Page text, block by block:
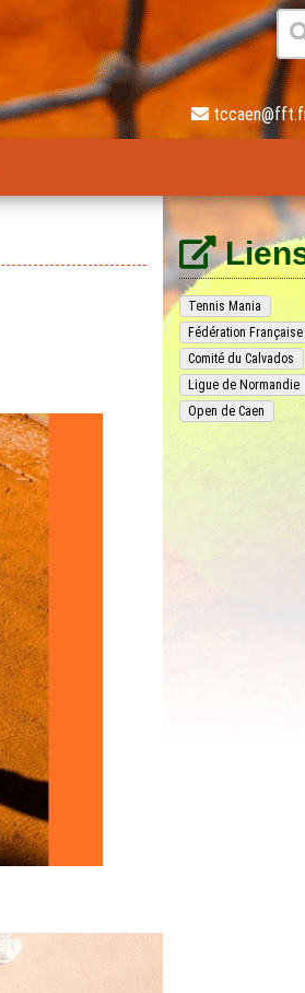
Tennis Mania
Fédération
Comité du Calvados
Ligue de Normandie
Open de Caen